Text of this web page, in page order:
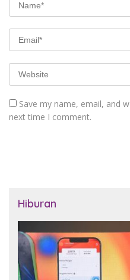
Save my name, email, and
next time I comment.
Hiburan